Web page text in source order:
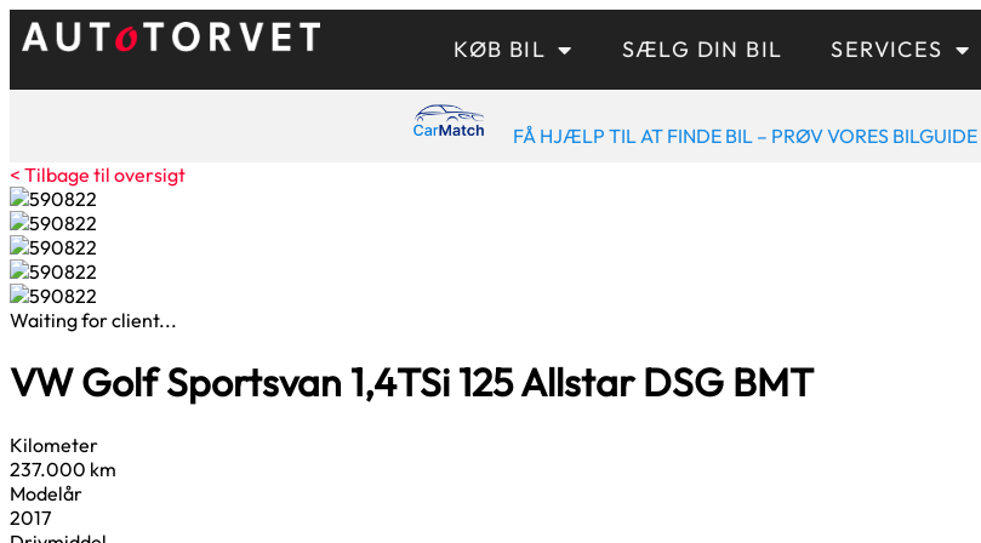
KØB BIL SÆLG DIN BIL SERVICES
FÅ HJÆLP TIL AT FINDE BIL – PRØV VORES BILGUIDE
< Tilbage til oversigt
Waiting for client...
VW Golf Sportsvan 1,4TSi 125 Allstar DSG BMT
Kilometer
237.000 km
Modelår
2017